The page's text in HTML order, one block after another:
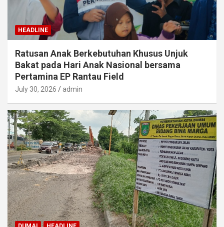
HEADLINE
Ratusan Anak Berkebutuhan Khusus Unjuk
Bakat pada Hari Anak Nasional bersama
Pertamina EP Rantau Field
July 30, 2026 admin